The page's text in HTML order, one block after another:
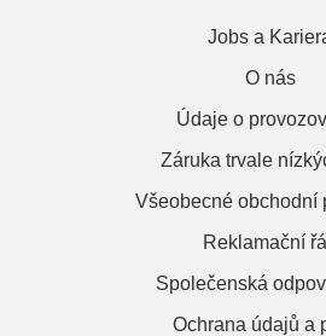
Jobs a
O nás
Údaje o
Záruka trvale
Všeobecné obchodní
Reklamační
Společenská
Ochrana údajů a